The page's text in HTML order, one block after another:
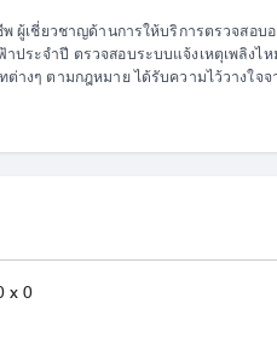
ผู้เชี่ยวชาญด้านการให้บริการตรวจสอบ
ประจำปี ตรวจสอบระบบแจ้งเหตุเพลิงไ
ต่างๆ ตามกฎหมาย ได้รับความไว้วางใ
x 0